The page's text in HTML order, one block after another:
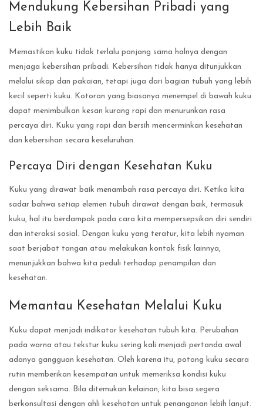
Mendukung Kebersihan Pribadi yang
Lebih Baik
Memastikan kuku tidak terlalu panjang sama halnya dengan
menjaga kebersihan pribadi. Kebersihan tidak hanya ditunjukkan
melalui sikap dan pakaian, tetapi juga dari bagian tubuh yang lebih
kecil seperti kuku. Kotoran yang biasanya menempel di bawah kuku
dapat menimbulkan kesan kurang rapi dan menurunkan rasa
percaya diri. Kuku yang rapi dan bersih mencerminkan kesehatan
dan kebersihan secara keseluruhan.
Percaya Diri dengan Kesehatan Kuku
Kuku yang dirawat baik menambah rasa percaya diri. Ketika kita
sadar bahwa setiap elemen tubuh dirawat dengan baik, termasuk
kuku, hal itu berdampak pada cara kita mempersepsikan diri sendiri
dan interaksi sosial. Dengan kuku yang teratur, kita lebih nyaman
saat berjabat tangan atau melakukan kontak fisik lainnya,
menunjukkan bahwa kita peduli terhadap penampilan dan
kesehatan.
Memantau Kesehatan Melalui Kuku
Kuku dapat menjadi indikator kesehatan tubuh kita. Perubahan
pada warna atau tekstur kuku sering kali menjadi pertanda awal
adanya gangguan kesehatan. Oleh karena itu, potong kuku secara
rutin memberikan kesempatan untuk memeriksa kondisi kuku
dengan seksama. Bila ditemukan kelainan, kita bisa segera
berkonsultasi dengan ahli kesehatan untuk penanganan lebih lanjut.